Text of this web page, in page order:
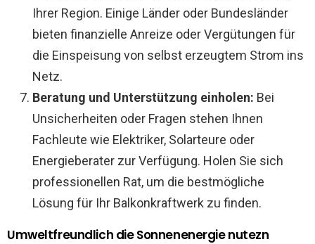
Ihrer Region. Einige Länder oder Bundesländer
bieten finanzielle Anreize oder Vergütungen für
die Einspeisung von selbst erzeugtem Strom ins
Netz.
Beratung und Unterstützung einholen: Bei
Unsicherheiten oder Fragen stehen Ihnen
Fachleute wie Elektriker, Solarteure oder
Energieberater zur Verfügung. Holen Sie sich
professionellen Rat, um die bestmögliche
Lösung für Ihr Balkonkraftwerk zu finden.
Umweltfreundlich die Sonnenenergie nutezn